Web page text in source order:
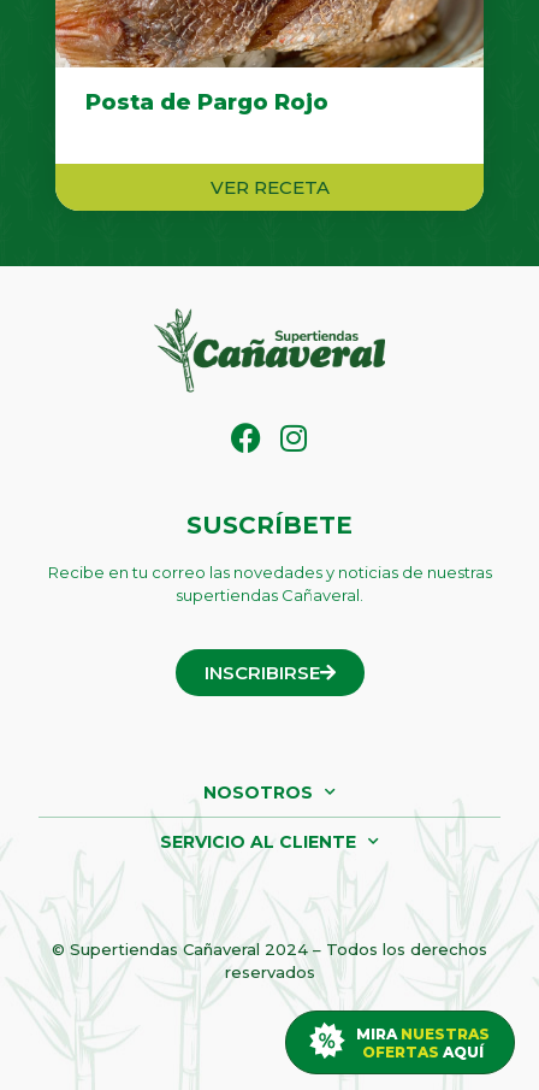
Posta de Pargo Rojo
VER RECETA
SUSCRÍBETE
Recibe en tu correo las novedades y noticias de nuestras
supertiendas Cañaveral.
INSCRIBIRSE
NOSOTROS
SERVICIO AL CLIENTE
© Supertiendas Cañaveral 2024 – Todos los derechos
reservados
MIRA NUESTRAS
OFERTAS AQUÍ